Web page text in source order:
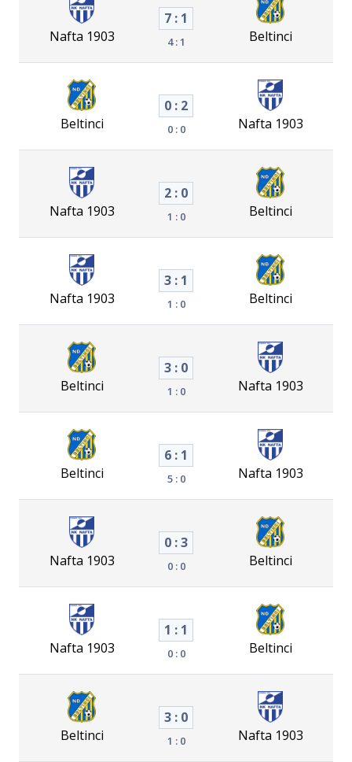
Nafta 1903
7 : 1
4 : 1 Beltinci
Beltinci
0 : 2
0 : 0 Nafta 1903
Nafta 1903
2 : 0
1 : 0 Beltinci
Nafta 1903
3 : 1
1 : 0 Beltinci
Beltinci
3 : 0
1 : 0 Nafta 1903
Beltinci
6 : 1
5 : 0 Nafta 1903
Nafta 1903
0 : 3
0 : 0 Beltinci
Nafta 1903
1 : 1
0 : 0 Beltinci
Beltinci
3 : 0
1 : 0 Nafta 1903